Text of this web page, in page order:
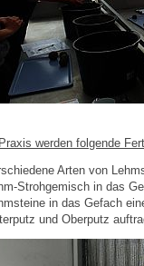
werden folgende
Arten von
Strohgemisch in das
in das Gefach
und Oberputz